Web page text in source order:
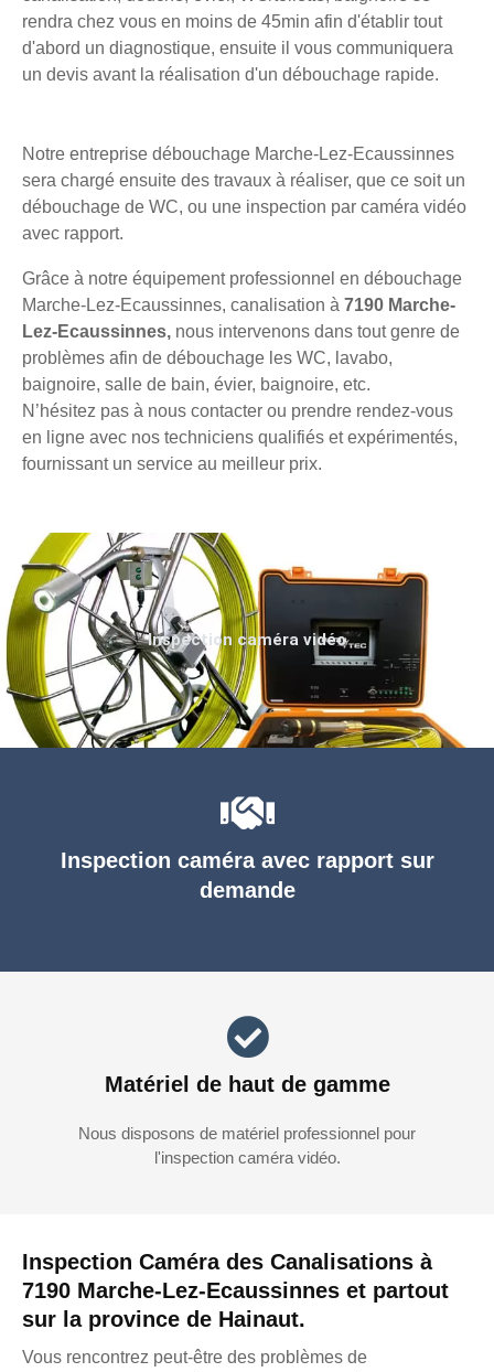
rendra chez vous en moins de 45min afin d'établir tout
d'abord un diagnostique, ensuite il vous communiquera
un devis avant la réalisation d'un débouchage rapide.
Notre entreprise débouchage Marche-Lez-Ecaussinnes
sera chargé ensuite des travaux à réaliser, que ce soit un
débouchage de WC, ou une inspection par caméra vidéo
avec rapport.
Grâce à notre équipement professionnel en débouchage
Marche-Lez-Ecaussinnes, canalisation à 7190 Marche-
Lez-Ecaussinnes, nous intervenons dans tout genre de
problèmes afin de débouchage les WC, lavabo,
baignoire, salle de bain, évier, baignoire, etc.
N’hésitez pas à nous contacter ou prendre rendez-vous
en ligne avec nos techniciens qualifiés et expérimentés,
fournissant un service au meilleur prix.
Inspection Caméra des Canalisations à
7190 Marche-Lez-Ecaussinnes et partout
sur la province de Hainaut.
Vous rencontrez peut-être des problèmes de
Inspection caméra avec rapport sur
demande
Matériel de haut de gamme
Nous disposons de matériel professionnel pour
l'inspection caméra vidéo.
Inspection caméra vidéo